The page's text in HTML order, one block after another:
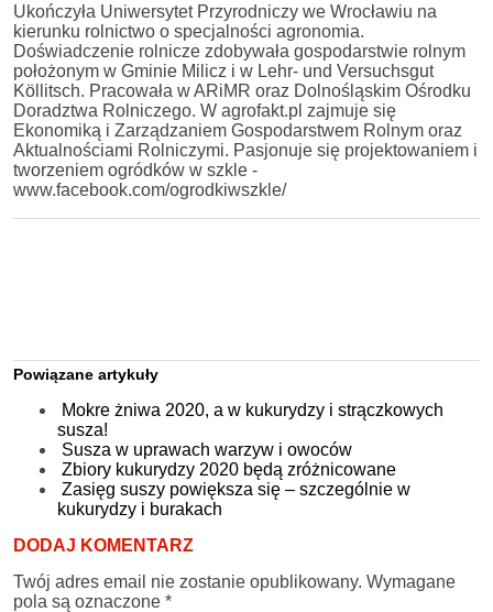
Ukończyła Uniwersytet Przyrodniczy we Wrocławiu na
kierunku rolnictwo o specjalności agronomia.
Doświadczenie rolnicze zdobywała gospodarstwie rolnym
położonym w Gminie Milicz i w Lehr- und Versuchsgut
Köllitsch. Pracowała w ARiMR oraz Dolnośląskim Ośrodku
Doradztwa Rolniczego. W agrofakt.pl zajmuje się
Ekonomiką i Zarządzaniem Gospodarstwem Rolnym oraz
Aktualnościami Rolniczymi. Pasjonuje się projektowaniem i
tworzeniem ogródków w szkle -
www.facebook.com/ogrodkiwszkle/
Powiązane artykuły
Mokre żniwa 2020, a w kukurydzy i strączkowych
susza!
Susza w uprawach warzyw i owoców
Zbiory kukurydzy 2020 będą zróżnicowane
Zasięg suszy powiększa się – szczególnie w
kukurydzy i burakach
DODAJ KOMENTARZ
Twój adres email nie zostanie opublikowany. Wymagane
pola są oznaczone *